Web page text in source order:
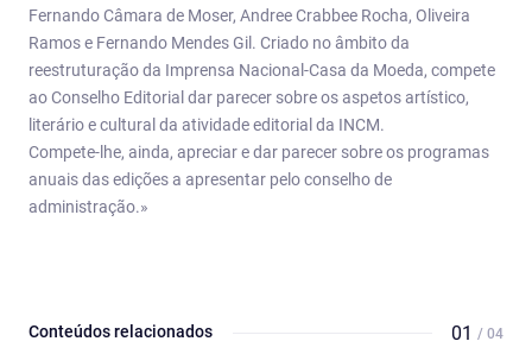
Fernando Câmara de Moser, Andree Crabbee Rocha, Oliveira
Ramos e Fernando Mendes Gil. Criado no âmbito da
reestruturação da Imprensa Nacional-Casa da Moeda, compete
ao Conselho Editorial dar parecer sobre os aspetos artístico,
literário e cultural da atividade editorial da INCM.
Compete-lhe, ainda, apreciar e dar parecer sobre os programas
anuais das edições a apresentar pelo conselho de
administração.»
Conteúdos relacionados 01 / 04